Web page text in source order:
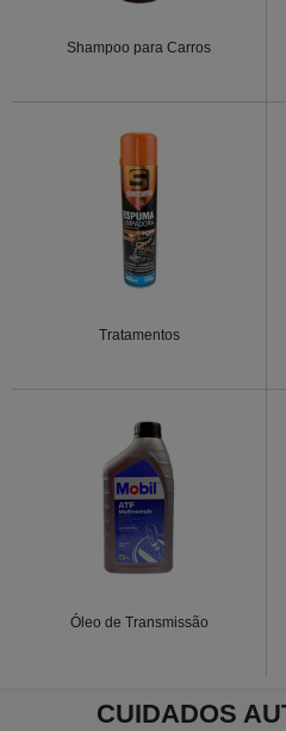
Shampoo para Carros
Tratamentos
Óleo de Transmissão
CUIDADOS